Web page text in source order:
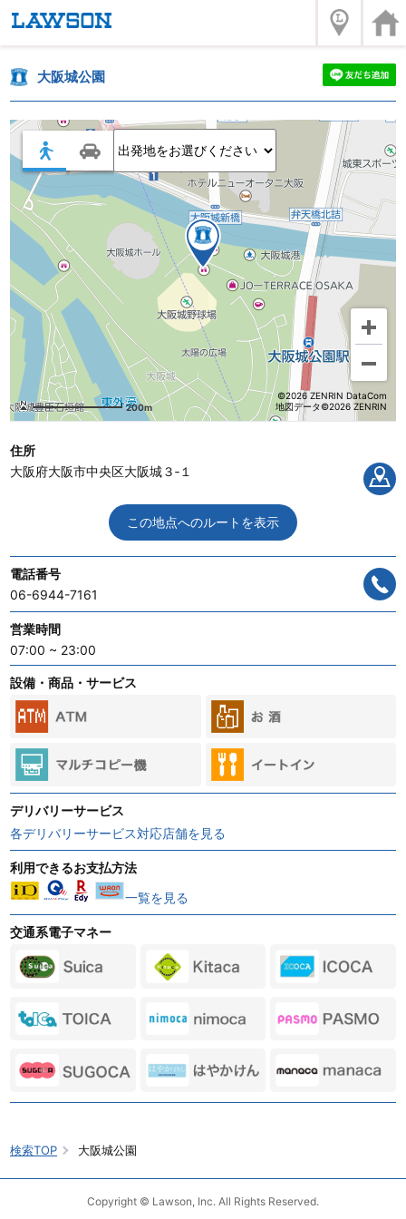
検索TOP 大阪城公園
大阪城公園
200m
©2026 ZENRIN DataCom
地図データ©2026 ZENRIN
住所
大阪府大阪市中央区大阪城３‐１
この地点へのルートを表示
電話番号
06-6944-7161
営業時間
07:00 ~ 23:00
設備・商品・サービス
デリバリーサービス
各デリバリーサービス対応店舗を見る
利用できるお支払方法
一覧を見る
交通系電子マネー
Copyright © Lawson, Inc. All Rights Reserved.